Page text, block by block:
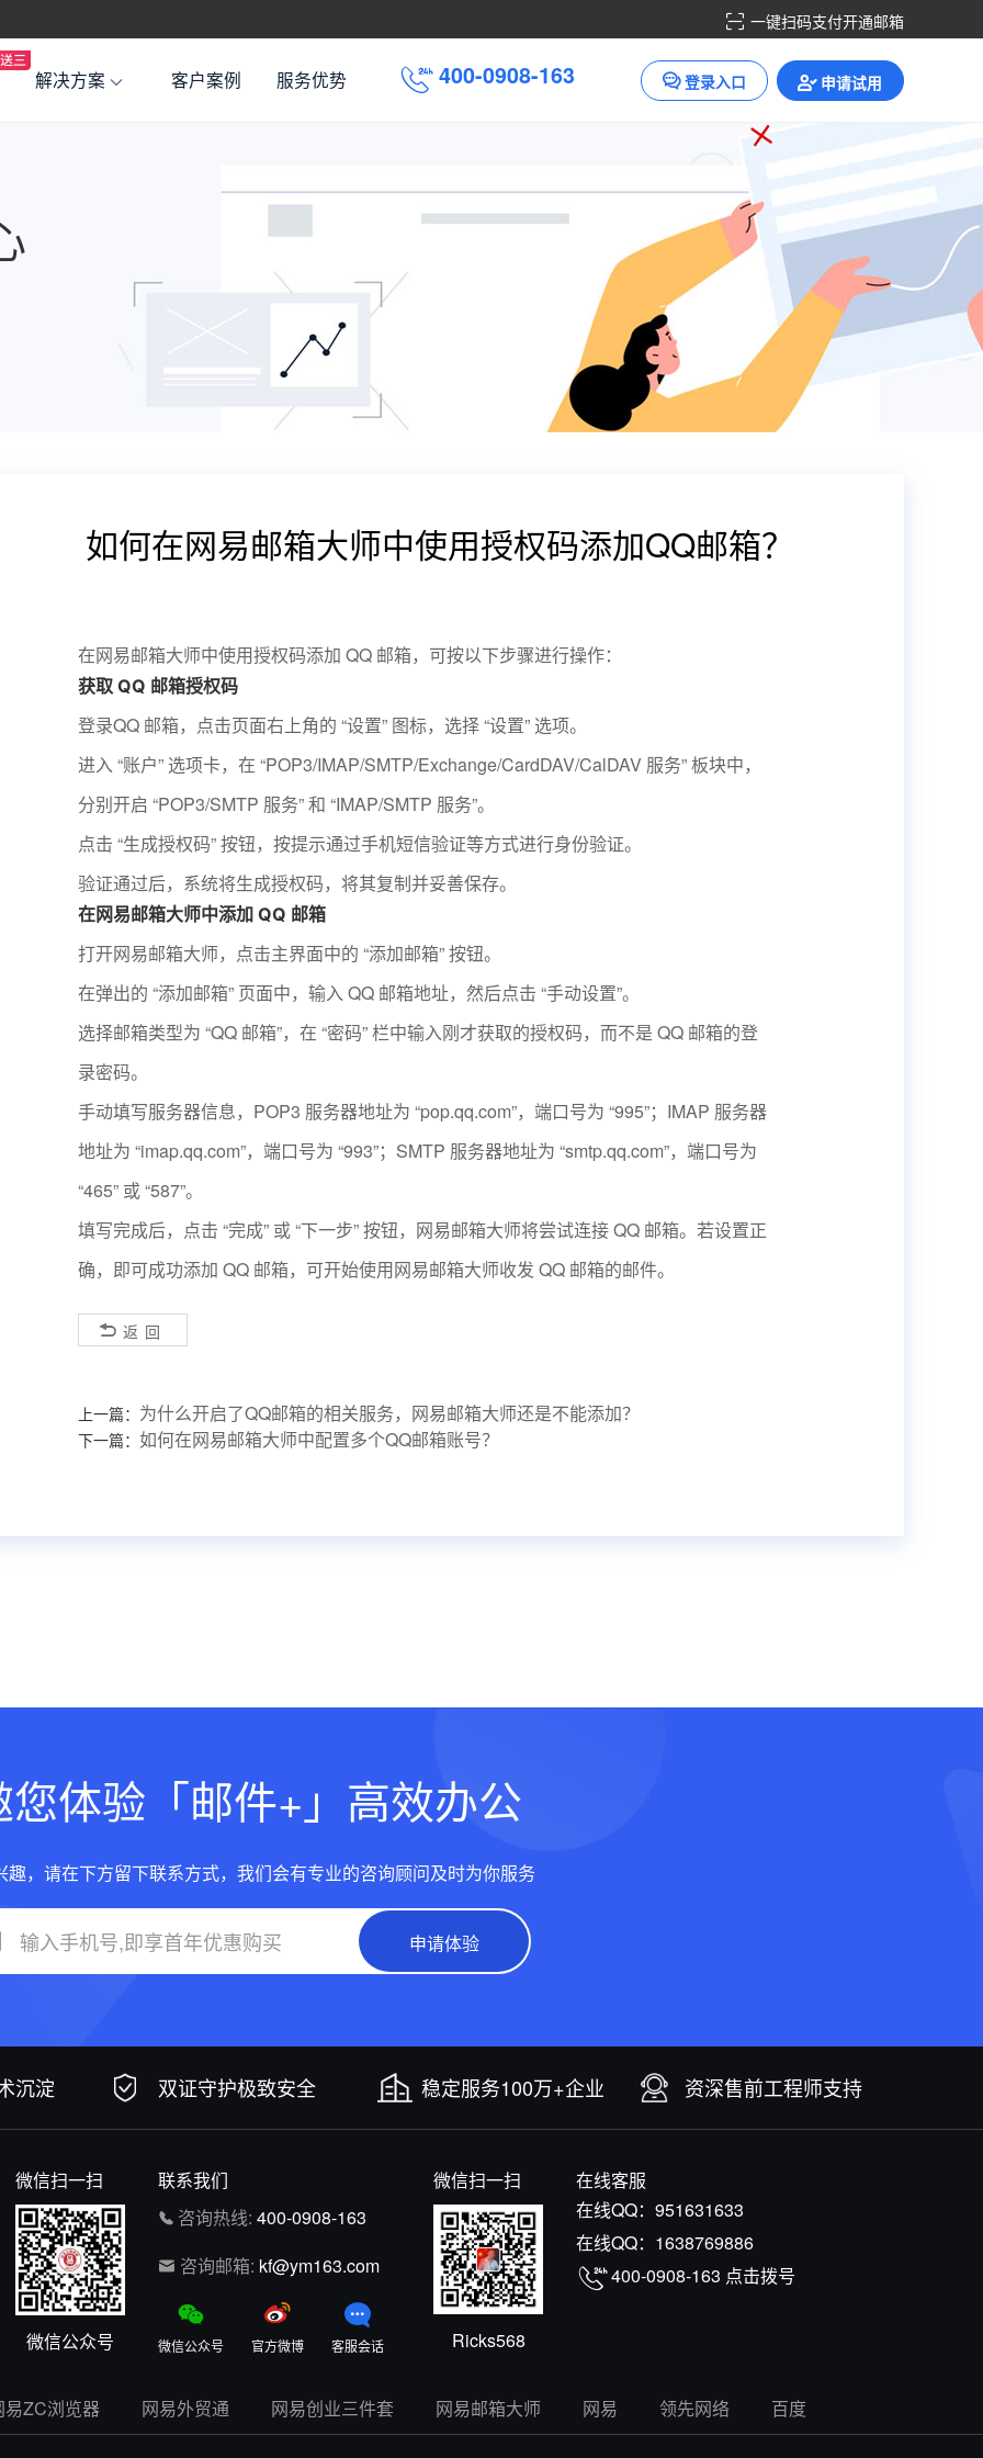
一键扫码支付开通邮箱
解决方案 客户案例 服务优势 400-0908-163 登录入口 申请试用
如何在网易邮箱大师中使用授权码添加QQ邮箱？
在网易邮箱大师中使用授权码添加 QQ 邮箱，可按以下步骤进行操作：
获取 QQ 邮箱授权码
登录QQ 邮箱，点击页面右上角的 “设置” 图标，选择 “设置” 选项。
进入 “账户” 选项卡，在 “POP3/IMAP/SMTP/Exchange/CardDAV/CalDAV 服务” 板块中，
分别开启 “POP3/SMTP 服务” 和 “IMAP/SMTP 服务”。
点击 “生成授权码” 按钮，按提示通过手机短信验证等方式进行身份验证。
验证通过后，系统将生成授权码，将其复制并妥善保存。
在网易邮箱大师中添加 QQ 邮箱
打开网易邮箱大师，点击主界面中的 “添加邮箱” 按钮。
在弹出的 “添加邮箱” 页面中，输入 QQ 邮箱地址，然后点击 “手动设置”。
选择邮箱类型为 “QQ 邮箱”，在 “密码” 栏中输入刚才获取的授权码，而不是 QQ 邮箱的登
录密码。
手动填写服务器信息，POP3 服务器地址为 “pop.qq.com”，端口号为 “995”；IMAP 服务器
地址为 “imap.qq.com”，端口号为 “993”；SMTP 服务器地址为 “smtp.qq.com”，端口号为
“465” 或 “587”。
填写完成后，点击 “完成” 或 “下一步” 按钮，网易邮箱大师将尝试连接 QQ 邮箱。若设置正
确，即可成功添加 QQ 邮箱，可开始使用网易邮箱大师收发 QQ 邮箱的邮件。
返回
上一篇： 为什么开启了QQ邮箱的相关服务，网易邮箱大师还是不能添加？
下一篇： 如何在网易邮箱大师中配置多个QQ邮箱账号？
您体验「邮件+」高效办公
趣，请在下方留下联系方式，我们会有专业的咨询顾问及时为你服务
申请体验
沉淀 双证守护极致安全 稳定服务100万+企业 资深售前工程师支持
微信扫一扫
微信公众号
联系我们
咨询热线: 400-0908-163
咨询邮箱: kf@ym163.com
微信公众号 官方微博 客服会话
微信扫一扫
Ricks568
在线客服
在线QQ： 951631633
在线QQ： 1638769886
400-0908-163 点击拨号
易ZC浏览器 网易外贸通 网易创业三件套 网易邮箱大师 网易 领先网络 百度